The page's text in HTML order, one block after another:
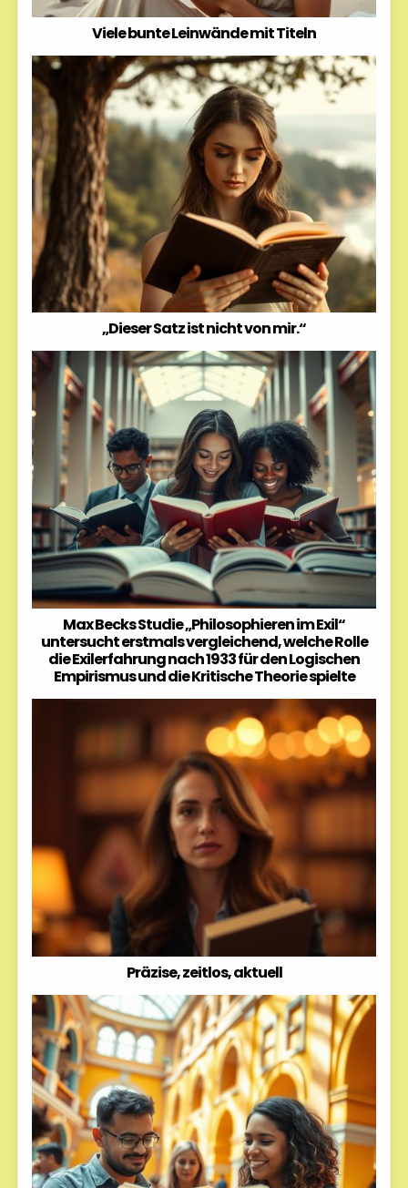
Viele bunte Leinwände mit Titeln
„Dieser Satz ist nicht von mir.“
Max Becks Studie „Philosophieren im Exil“
untersucht erstmals vergleichend, welche Rolle
die Exilerfahrung nach 1933 für den Logischen
Empirismus und die Kritische Theorie spielte
Präzise, zeitlos, aktuell